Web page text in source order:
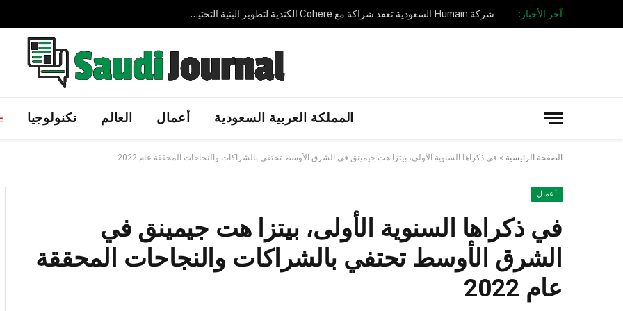
آخر الأخبار: شركة AVELIN AI الإماراتية الناشئة تجمع 3.7 مليون دولار لتوسيع حلول الذكاء الاصطناعي السيادي عالميًا
المملكة العربية السعودية أعمال العالم تكنولوجيا
الصفحة الرئيسية » في ذكراها السنوية الأولى، بيتزا هت جيمينق في الشرق الأوسط تحتفي بالشراكات والنجاحات المحققة عام 2022
أعمال
في ذكراها السنوية الأولى، بيتزا هت جيمينق في
الشرق الأوسط تحتفي بالشراكات والنجاحات المحققة
عام 2022